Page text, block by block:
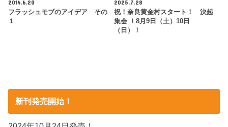
2014.6.20
フラッシュモブのアイデア その
１
2025.7.28
祝！奈良黄金村スタート！ 決起
集会 ！8月9日（土）10日
（日）！
新刊発売開始！